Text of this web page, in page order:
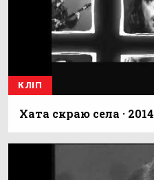
КЛІП
Хата скраю села · 2014